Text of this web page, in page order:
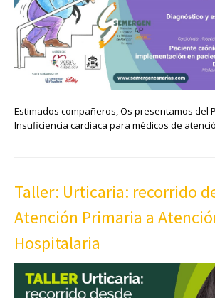
Estimados compañeros, Os presentamos del
Insuficiencia cardiaca para médicos de
Taller: Urticaria: recorrido
Atención Primaria a
Hospitalaria